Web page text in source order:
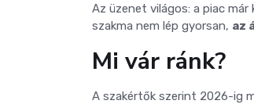
Az üzenet világos: a piac
szakma nem lép gyorsan, az
Mi vár ránk?
A szakértők szerint 2026-ig